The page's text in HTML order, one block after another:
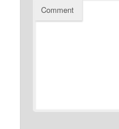
Comment